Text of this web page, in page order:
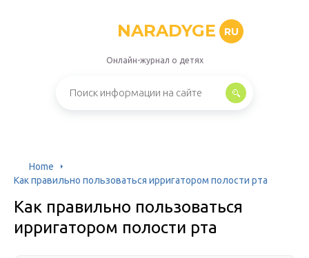
NARADYGE RU
Онлайн-журнал о детях
Home
Как правильно пользоваться ирригатором полости рта
Как правильно пользоваться
ирригатором полости рта